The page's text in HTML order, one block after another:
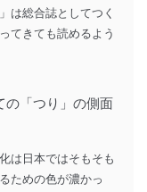
は総合誌としてつく
てきても読めるよう
「つり」の側面
は日本ではそもそも
ための色が濃かっ